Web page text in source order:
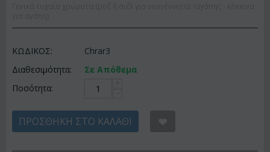
ΚΩΔΙΚΟΣ:
Chrar3
Διαθεσιμότητα:
Σε Απόθεμα
Ποσότητα:
ΠΡΟΣΘΉΚΗ ΣΤΟ ΚΑΛΆΘΙ